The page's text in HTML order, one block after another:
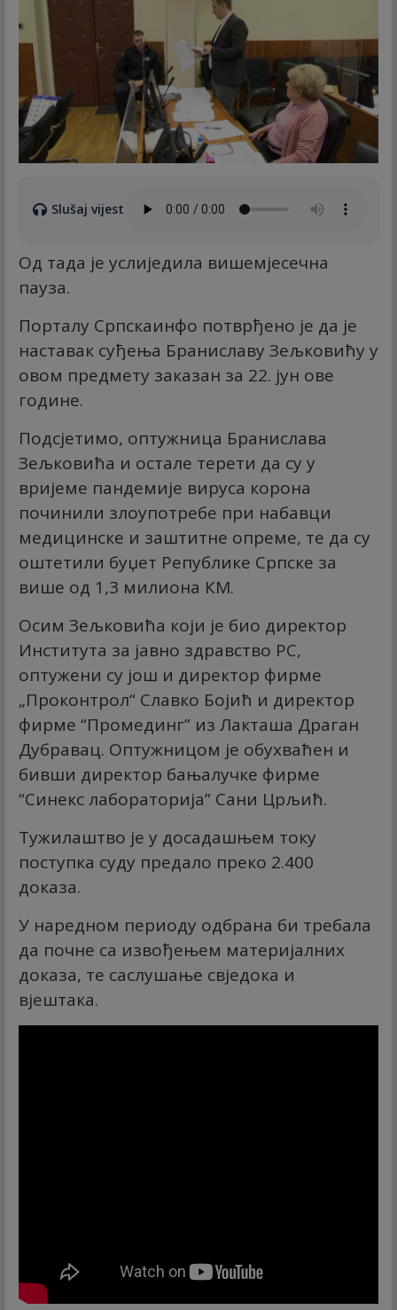
Slušaj vijest
Од тада је услиједила вишемјесечна
пауза.
Порталу Српскаинфо потврђено је да је
наставак суђења Браниславу Зељковићу у
овом предмету заказан за 22. јун ове
године.
Подсјетимо, оптужница Бранислава
Зељковића и остале терети да су у
вријеме пандемије вируса корона
починили злоупотребе при набавци
медицинске и заштитне опреме, те да су
оштетили буџет Републике Српске за
више од 1,3 милиона КМ.
Осим Зељковића који је био директор
Института за јавно здравство РС,
оптужени су још и директор фирме
„Проконтрол“ Славко Бојић и директор
фирме “Промединг” из Лакташа Драган
Дубравац. Оптужницом је обухваћен и
бивши директор бањалучке фирме
“Синекс лабораторија” Сани Црљић.
Тужилаштво је у досадашњем току
поступка суду предало преко 2.400
доказа.
У наредном периоду одбрана би требала
да почне са извођењем материјалних
доказа, те саслушање свједока и
вјештака.